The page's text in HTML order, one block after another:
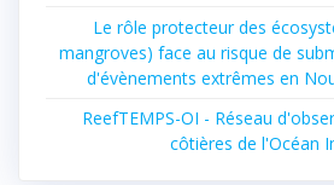
Le rôle protecteur des
mangroves) face au risque de
d'évènements extrêmes en
ReefTEMPS-OI - Réseau
côtières de l'Océan